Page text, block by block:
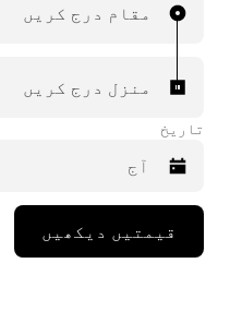
مقام درج کریں
منزل درج کریں
تاریخ
Press
down
قیمتیں دیکھیں